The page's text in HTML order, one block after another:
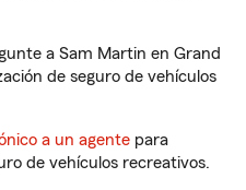
a Sam Martin en Grand
de seguro de vehículos
a un agente para
de vehículos recreativos.